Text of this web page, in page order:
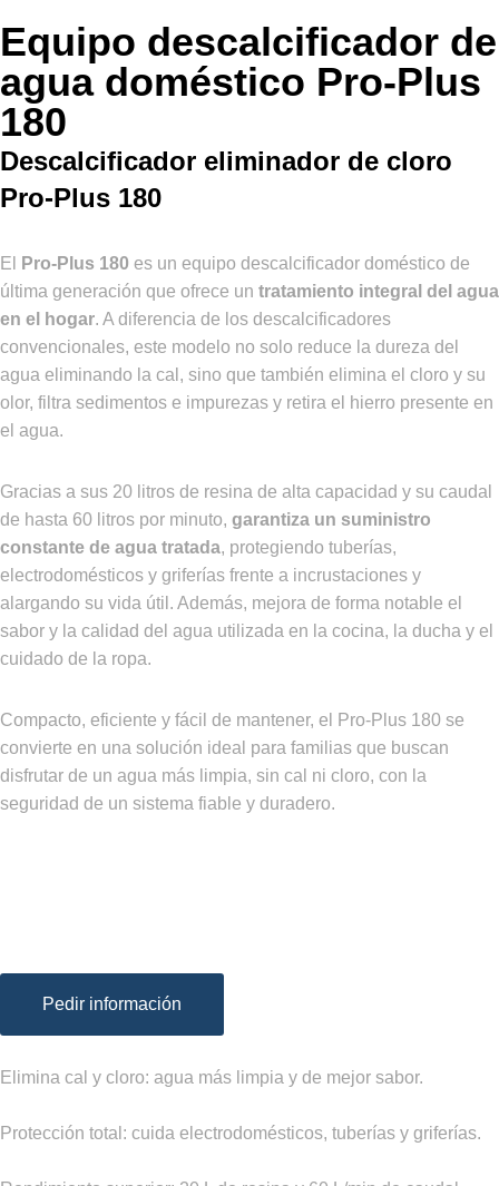
Equipo descalcificador de
agua doméstico Pro-Plus
180
Descalcificador eliminador de cloro
Pro-Plus 180
El Pro-Plus 180 es un equipo descalcificador doméstico de
última generación que ofrece un tratamiento integral del agua
en el hogar. A diferencia de los descalcificadores
convencionales, este modelo no solo reduce la dureza del
agua eliminando la cal, sino que también elimina el cloro y su
olor, filtra sedimentos e impurezas y retira el hierro presente en
el agua.
Gracias a sus 20 litros de resina de alta capacidad y su caudal
de hasta 60 litros por minuto, garantiza un suministro
constante de agua tratada, protegiendo tuberías,
electrodomésticos y griferías frente a incrustaciones y
alargando su vida útil. Además, mejora de forma notable el
sabor y la calidad del agua utilizada en la cocina, la ducha y el
cuidado de la ropa.
Compacto, eficiente y fácil de mantener, el Pro-Plus 180 se
convierte en una solución ideal para familias que buscan
disfrutar de un agua más limpia, sin cal ni cloro, con la
seguridad de un sistema fiable y duradero.
Pedir información
Elimina cal y cloro: agua más limpia y de mejor sabor.
Protección total: cuida electrodomésticos, tuberías y griferías.